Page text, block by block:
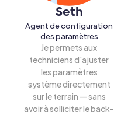
Seth
Agent de configuration
des paramètres
Je permets aux
techniciens d'ajuster
les paramètres
système directement
sur le terrain — sans
avoir à solliciter le back-